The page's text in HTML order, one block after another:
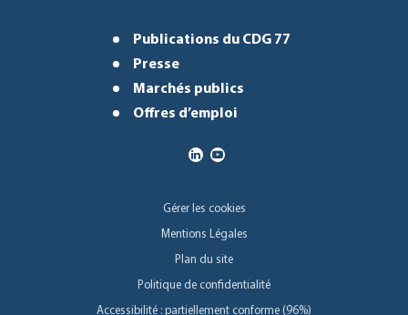
Publications du CDG 77
Presse
Marchés publics
Offres d’emploi
Gérer les cookies
Mentions Légales
Plan du site
Politique de confidentialité
Accessibilité : partiellement conforme (96%)